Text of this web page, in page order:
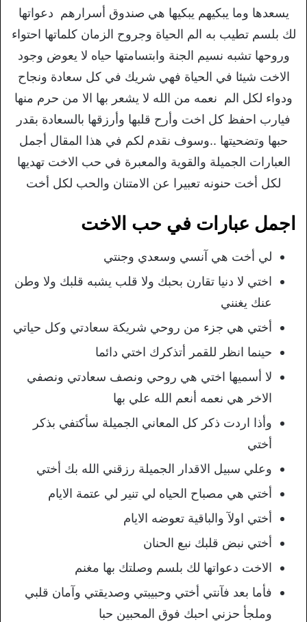
يسعدها وما يبكيهم يبكيها هي صندوق أسرارهم دعواتها
لك بلسم تطيب به الم الحياة وجروح الزمان كلماتها احتواء
وروحها تشبه نسيم الجنة وابتسامتها حياه لا يعوض وجود
الاخت شيئا في الحياة فهي شريك في كل سعادة ونجاح
ودواء لكل الم نعمه من الله لا يشعر بها الا من حرم منها
فيارب احفظ كل اخت وأرح قلبها وأرزقها بالسعادة بقدر
حبها وتضحيتها ..وسوف نقدم لكم في هذا المقال أجمل
العبارات الجميلة والقوية والمعبرة في حب الاخت تهديها
لكل أخت حنونه تعبيرا عن الامتنان والحب لكل أخت
اجمل عبارات في حب الاخت
لي أخت هي آنسي وسعدي وجنتي
اختي لا دنيا تقارن بحبك ولا قلب يشبه قلبك ولا وطن
عنك يغنني
أختي هي جزء من روحي شريكة سعادتي وكل حياتي
حينما انظر للقمر أتذكرك اختي دائما
لا أسميها اختي هي روحي ونصف سعادتي ونصفي
الاخر هي نعمه أنعم الله علي بها
وأذا اردت ذكر كل المعاني الجميلة سأكتفي بذكر
أختي
وعلي سبيل الاقدار الجميلة رزقني الله بك أختي
أختي هي مصباح الحياه لي تنير لي عتمة الايام
أختي اولآ والباقية تعوضه الايام
أختي نبض قلبك نبع الحنان
الاخت دعواتها لك بلسم وصلتك بها مغنم
فأما بعد فآنتي أختي وحبيبتي وصديقتي وآمان قلبي
وملجأ حزني احبك فوق المحبين حبا